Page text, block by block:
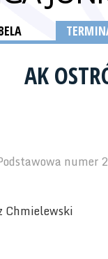
AK
Chmielewski